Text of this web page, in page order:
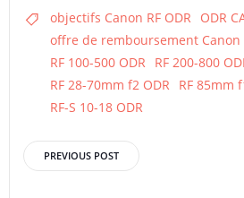
objectifs Canon RF ODR ODR
offre de remboursement Canon
RF 100-500 ODR RF 200-800
RF 28-70mm f2 ODR RF 85mm
RF-S 10-18 ODR
Post
navigation
PREVIOUS POST